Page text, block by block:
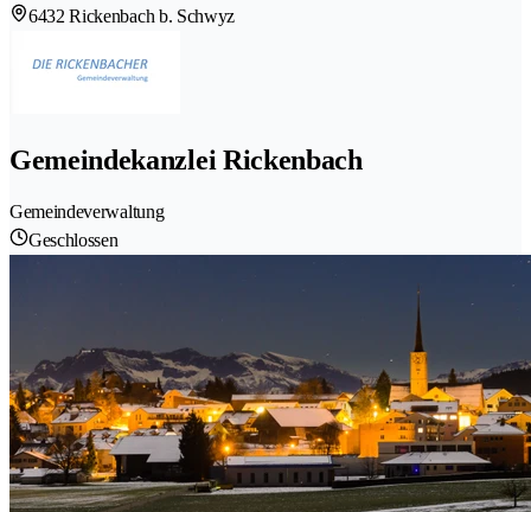
6432 Rickenbach b. Schwyz
Gemeindekanzlei Rickenbach
Gemeindeverwaltung
Geschlossen